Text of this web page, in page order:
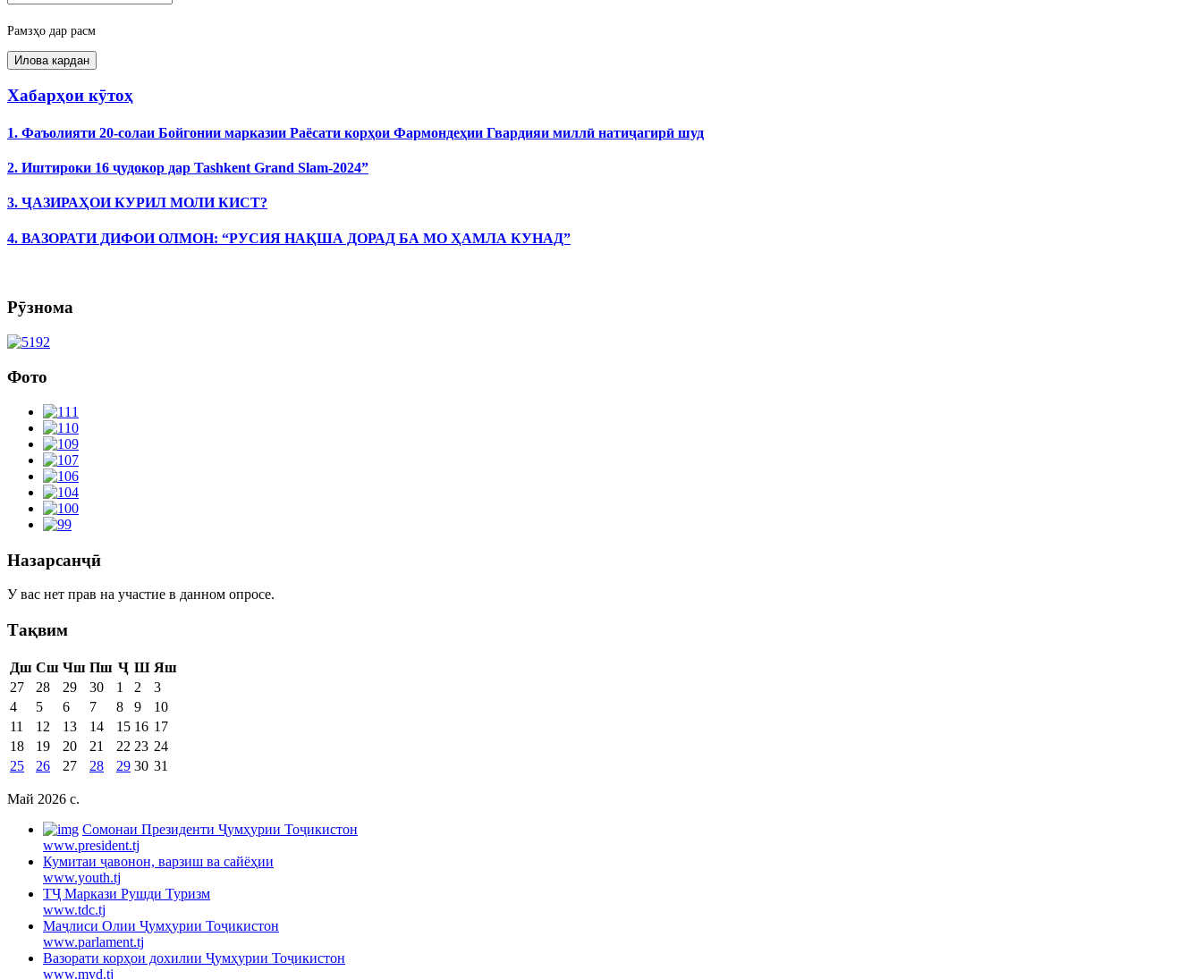
Рамзҳо дар расм
Хабарҳои кӯтоҳ
1. Фаъолияти 20-солаи Бойгонии марказии Раёсати корҳои Фармондеҳии Гвардияи миллӣ натиҷагирӣ шуд
2. Иштироки 16 ҷудокор дар Tashkent Grand Slam-2024”
3. ҶАЗИРАҲОИ КУРИЛ МОЛИ КИСТ?
4. ВАЗОРАТИ ДИФОИ ОЛМОН: “РУСИЯ НАҚША ДОРАД БА МО ҲАМЛА КУНАД”
Рӯзнома
Фото
Назарсанҷӣ
У вас нет прав на участие в данном опросе.
Тақвим
Дш Сш Чш Пш Ҷ Ш Яш
27
28 29 30 1 2
3
4
5 6 7 8 9
10
11
12 13 14 15 16 17
18
19 20 21 22 23 24
25
26 27 28 29 30 31
Май 2026 c.
Cомонаи Президенти Ҷумҳурии Тоҷикистон
www.president.tj
Кумитаи ҷавонон, варзиш ва сайёҳии
www.youth.tj
ТҶ Маркази Рушди Туризм
www.tdc.tj
Маҷлиси Олии Ҷумҳурии Тоҷикистон
www.parlament.tj
Вазорати корҳои дохилии Ҷумҳурии Тоҷикистон
www.mvd.tj